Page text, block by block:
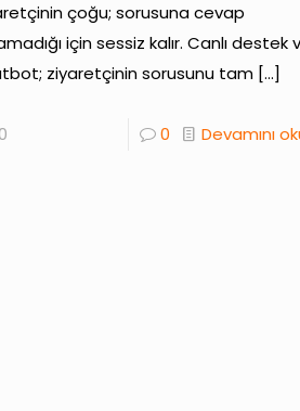
çoğu; sorusuna cevap
için sessiz kalır. Canlı destek
ziyaretçinin sorusunu tam[…]
0 0 Devamını